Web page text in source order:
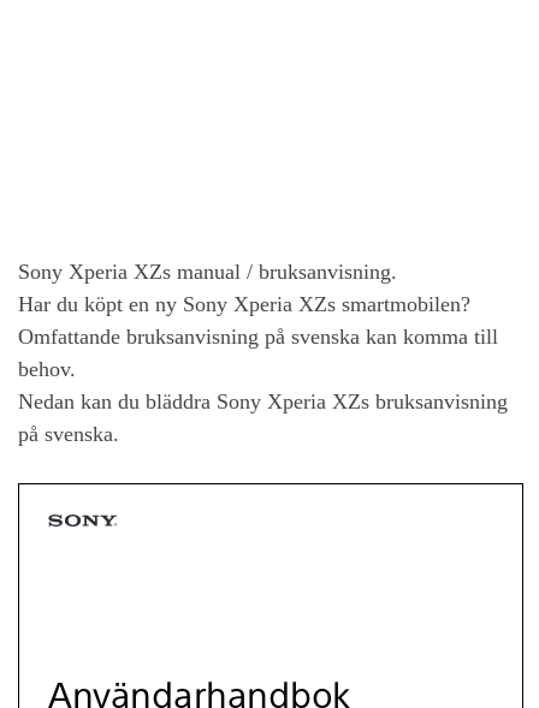
Sony Xperia XZs manual / bruksanvisning.
Har du köpt en ny Sony Xperia XZs smartmobilen?
Omfattande bruksanvisning på svenska kan komma till
behov.
Nedan kan du bläddra Sony Xperia XZs bruksanvisning
på svenska.